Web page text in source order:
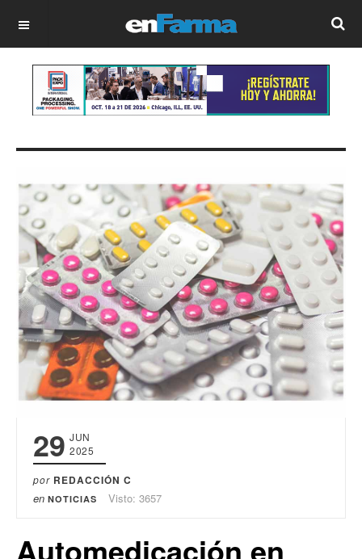
OFF CANVAS
29 JUN
2025
por REDACCIÓN C
en NOTICIAS Visto: 3657
Automedicación en